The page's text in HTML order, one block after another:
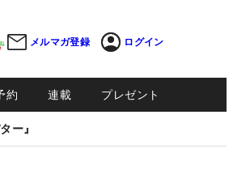
メルマガ登録 ログイン
約 連載 プレゼント
ー』